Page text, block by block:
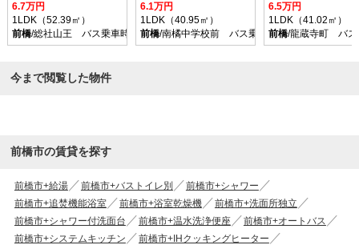
6.7万円
1LDK（52.39㎡）
前橋/総社山王 バス乗車時間35分 停歩10分
6.1万円
1LDK（40.95㎡）
前橋/南橘中学校前 バス乗車時間22分 停歩7分
6.5万円
1LDK（41.02㎡）
前橋/龍蔵寺町 バ
今まで閲覧した物件
前橋市の賃貸を探す
前橋市+給湯 前橋市+バストイレ別
前橋市+シャワー
前橋市+追焚機能浴室
前橋市+浴室乾燥機
前橋市+洗面所独立
前橋市+シャワー付洗面台
前橋市+温水洗浄便座
前橋市+オートバス
前橋市+システムキッチン
前橋市+IHクッキングヒーター